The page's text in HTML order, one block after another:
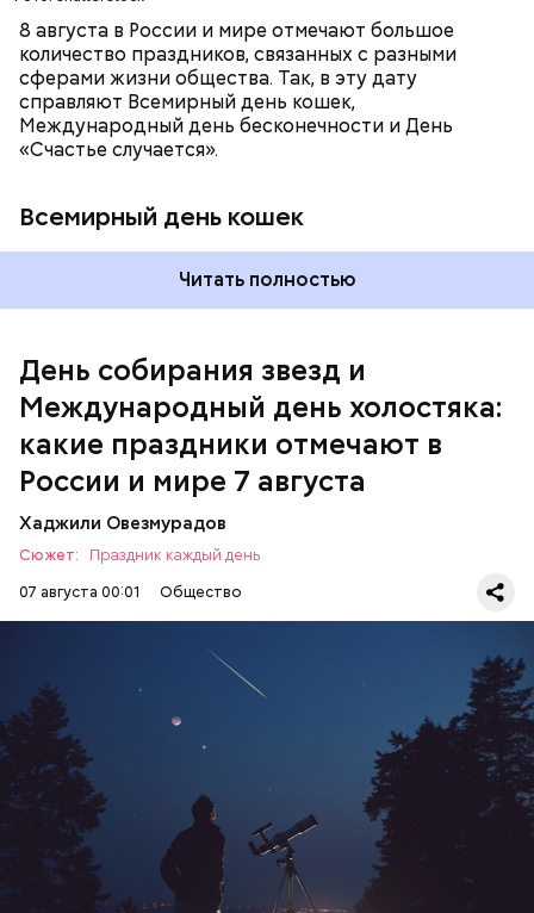
8 августа в России и мире отмечают большое
количество праздников, связанных с разными
сферами жизни общества. Так, в эту дату
справляют Всемирный день кошек,
Международный день бесконечности и День
«Счастье случается».
Всемирный день кошек
Читать полностью
День собирания звезд и
Международный день холостяка:
какие праздники отмечают в
России и мире 7 августа
Хаджили Овезмурадов
Сюжет:
Праздник каждый день
07 августа 00:01
Общество
День собирания звезд учрежден в честь
метеорного потока Персеиды, который ежегодно
можно наблюдать в августе. Все любители
смотреть на звездопад 7 августа выезжают за
город — в местность, где нет светового
загрязнения и где можно невооруженным глазом
наблюдать за падающими звездами.
Международный день холостяка
ЕДА ПРАЗДНИКИ
СЛАДОСТИ